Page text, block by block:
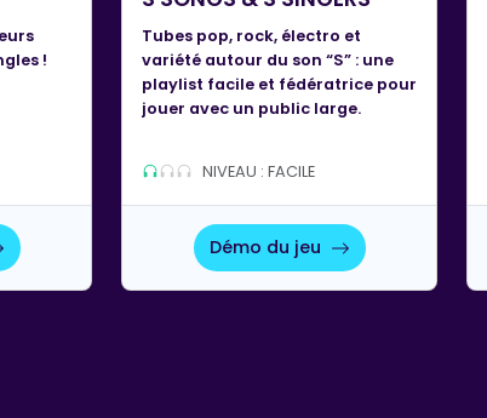
!
Tubes pop, rock, électro et
variété autour du son “S” : une
playlist facile et fédératrice pour
jouer avec un public large.
NIVEAU : FACILE
Démo du jeu